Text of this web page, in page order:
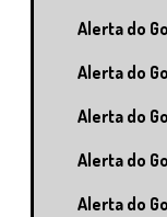
Alerta do
Alerta do
Alerta do
Alerta do
Alerta do